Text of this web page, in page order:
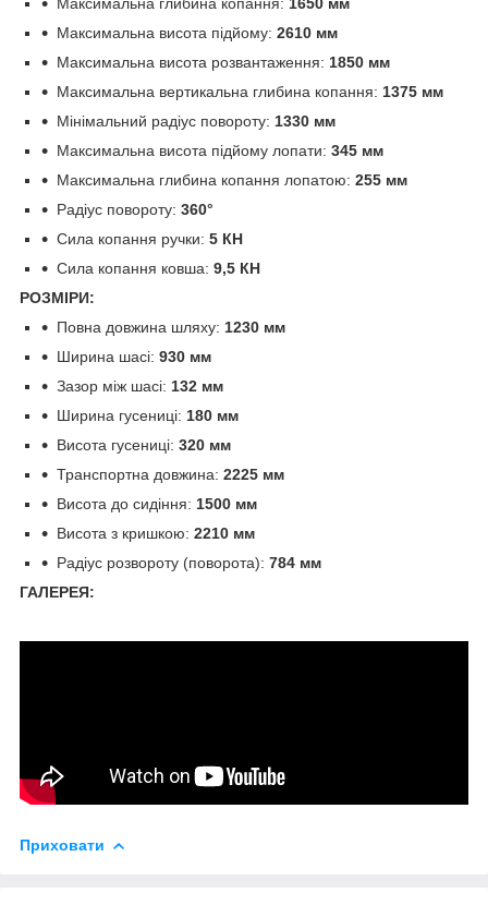
Максимальна висота підйому: 2610 мм
Максимальна висота розвантаження: 1850 мм
Максимальна вертикальна глибина копання: 1375 мм
Мінімальний радіус повороту: 1330 мм
Максимальна висота підйому лопати: 345 мм
Максимальна глибина копання лопатою: 255 мм
Радіус повороту: 360°
Сила копання ручки: 5 КН
Сила копання ковша: 9,5 КН
РОЗМІРИ:
Повна довжина шляху: 1230 мм
Ширина шасі: 930 мм
Зазор між шасі: 132 мм
Ширина гусениці: 180 мм
Висота гусениці: 320 мм
Транспортна довжина: 2225 мм
Висота до сидіння: 1500 мм
Висота з кришкою: 2210 мм
Радіус розвороту (поворота): 784 мм
ГАЛЕРЕЯ:
Приховати